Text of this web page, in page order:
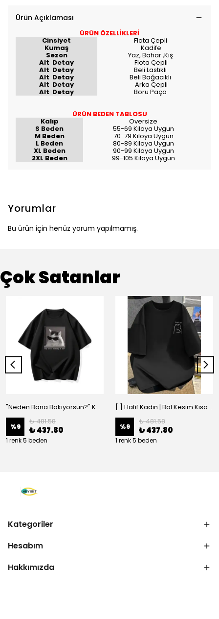
Ürün Açıklaması
ÜRÜN ÖZELLİKLERİ
Cinsiyet Flota Çepli
Kumaş Kadife
Sezon Yaz, Bahar ,Kış
Alt Detay Flota Çepli
Alt Detay Beli Lastıkli
Alt Detay Beli Bağacıklı
Alt Detay Arka Çepli
Alt Detay Boru Paça
ÜRÜN BEDEN TABLOSU
Kalıp Oversize
S Beden 55-69 Kiloya Uygun
M Beden 70-79 Kiloya Uygun
L Beden 80-89 Kiloya Uygun
XL Beden 90-99 Kiloya Uygun
2XL Beden 99-105 Kiloya Uygun
Yorumlar
Bu ürün için henüz yorum yapılmamış.
Çok Satanlar
"Neden Bana Bakıyorsun?" Komik Kedi Grafik Tişört - Dijital Baskılı Siyah Bol - Siyah
%9
₺ 481.58
₺ 437.80
1 renk 5 beden
[ ] Hafif Kadın | Bol Kesim Kısa Kollu Yuvarlak Yaka Eğlenceli Karikatür Ayı ve - Siyah
%9
₺ 481.58
₺ 437.80
1 renk 5 beden
Kategoriler
Hesabım
Hakkımızda